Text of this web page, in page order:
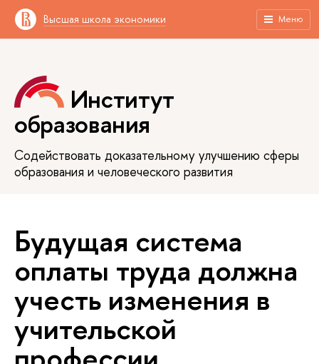
Высшая школа экономики Меню
Институт
образования
Содействовать доказательному улучшению сферы
образования и человеческого развития
Будущая система
оплаты труда должна
учесть изменения в
учительской